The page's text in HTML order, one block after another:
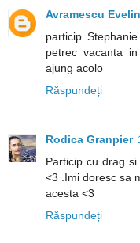
Avramescu
particip
petrec vacanta
ajung acolo
Răspundeți
Rodica Granpier
Particip cu drag
<3 .Imi doresc sa
acesta <3
Răspundeți